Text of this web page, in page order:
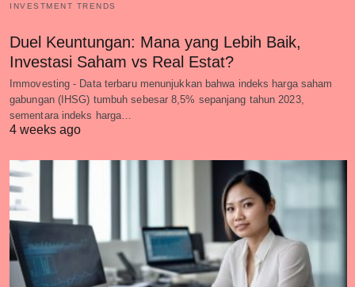
INVESTMENT TRENDS
Duel Keuntungan: Mana yang Lebih Baik,
Investasi Saham vs Real Estat?
Immovesting - Data terbaru menunjukkan bahwa indeks harga saham
gabungan (IHSG) tumbuh sebesar 8,5% sepanjang tahun 2023,
sementara indeks harga…
4 weeks ago